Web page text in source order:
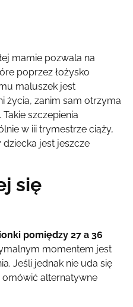
mamie pozwala na
poprzez łożysko
maluszek jest
życia, zanim sam otrzyma
szczepienia
w iii trymestrze ciąży,
jest jeszcze
się
pomiędzy 27 a 36
momentem jest
Jeśli jednak nie uda się
alternatywne